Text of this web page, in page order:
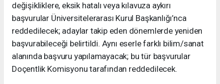
değişikliklere, eksik hatalı veya kılavuza aykırı
başvurular Üniversitelerarası Kurul Başkanlığı’nca
reddedilecek; adaylar takip eden dönemlerde yeniden
başvurabileceği belirtildi. Aynı eserle farklı bilim/sanat
alanında başvuru yapılamayacak; bu tür başvurular
Doçentlik Komisyonu tarafından reddedilecek.